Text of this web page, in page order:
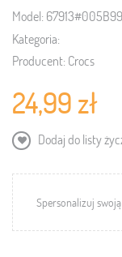
Model:
Kategoria:
Producent: Crocs
24,99 zł
Dodaj do listy
Spersonalizuj